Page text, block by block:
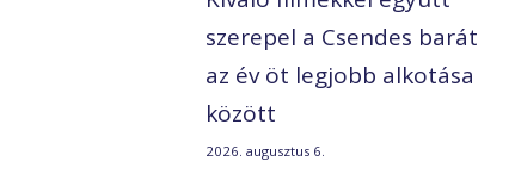
szerepel a Csendes barát
az év öt legjobb alkotása
között
2026. augusztus 6.